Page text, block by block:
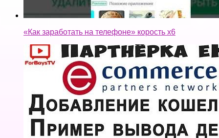
«Как заработать на телефоне» корость x6